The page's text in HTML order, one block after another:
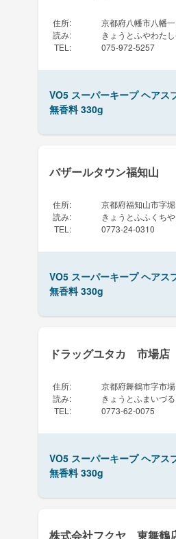
住所:
京都府八幡市八幡
読み:
きょうとふやわた
TEL : 075-972-5257
VO5 スーパーキープ ヘアス
無香料 330g
バザールタウン福知山
住所:
京都府福知山市字
読み:
きょうとふふくち
TEL : 0773-24-0310
VO5 スーパーキープ ヘアス
無香料 330g
ドラッグユタカ 市場店
住所:
京都府舞鶴市字市場
読み:
きょうとふまいづ
TEL : 0773-62-0075
VO5 スーパーキープ ヘアス
無香料 330g
株式会社フクヤ 東舞鶴